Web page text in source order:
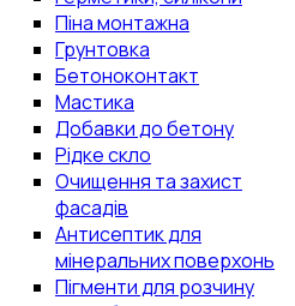
Піна монтажна
Грунтовка
Бетоноконтакт
Мастика
Добавки до бетону
Рідке скло
Очищення та захист
фасадів
Антисептик для
мінеральних поверхонь
Пігменти для розчину